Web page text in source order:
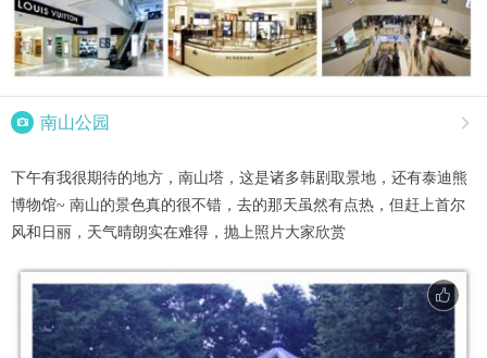
 南山公园 
下午有我很期待的地方，南山塔，这是诸多韩剧取景地，还有泰迪熊
博物馆~ 南山的景色真的很不错，去的那天虽然有点热，但赶上首尔
风和日丽，天气晴朗实在难得，抛上照片大家欣赏